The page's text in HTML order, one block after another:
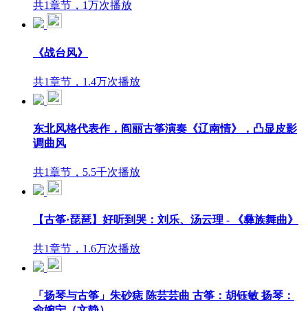
共1章节，1万次播放
《战台风》
共1章节，1.4万次播放
东北风格代表作，阎丽古筝演奏《辽南情》，凸显皮影
调曲风
共1章节，5.5千次播放
【古筝·琵琶】好听到哭：刘乐、汤云理 - 《彝族舞曲》
共1章节，1.6万次播放
「扬琴与古筝」朱砂痣 陈芸芸曲 古筝：胡钰敏 扬琴：